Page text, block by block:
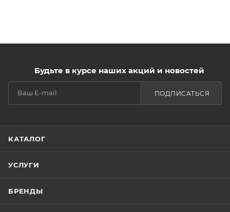
Будьте в курсе наших акций и новостей
ПОДПИСАТЬСЯ
КАТАЛОГ
УСЛУГИ
БРЕНДЫ